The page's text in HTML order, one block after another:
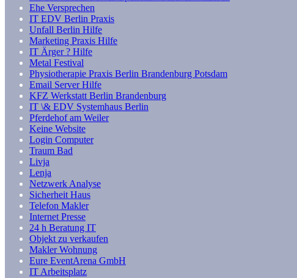
Ehe Versprechen
IT EDV Berlin Praxis
Unfall Berlin Hilfe
Marketing Praxis Hilfe
IT Ärger ? Hilfe
Metal Festival
Physiotherapie Praxis Berlin Brandenburg Potsdam
Email Server Hilfe
KFZ Werkstatt Berlin Brandenburg
IT \& EDV Systemhaus Berlin
Pferdehof am Weiler
Keine Website
Login Computer
Traum Bad
Livja
Lenja
Netzwerk Analyse
Sicherheit Haus
Telefon Makler
Internet Presse
24 h Beratung IT
Objekt zu verkaufen
Makler Wohnung
Eure EventArena GmbH
IT Arbeitsplatz